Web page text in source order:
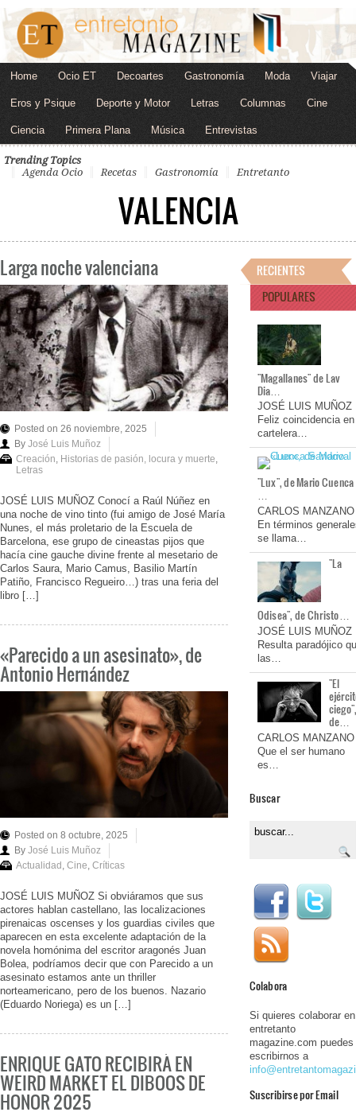
Home Ocio ET Decoartes Gastronomía Moda Viajar
Eros y Psique Deporte y Motor Letras Columnas Cine
Ciencia Primera Plana Música Entrevistas
Trending Topics
Agenda Ocio
Recetas Gastronomía Entretanto
VALENCIA
Larga noche valenciana
Posted on 26 noviembre, 2025
By José Luis Muñoz
Creación, Historias de pasión, locura y muerte,
Letras
JOSÉ LUIS MUÑOZ Conocí a Raúl Núñez en
una noche de vino tinto (fui amigo de José María
Nunes, el más proletario de la Escuela de
Barcelona, ese grupo de cineastas pijos que
hacía cine gauche divine frente al mesetario de
Carlos Saura, Mario Camus, Basilio Martín
Patiño, Francisco Regueiro…) tras una feria del
libro […]
«Parecido a un asesinato», de
Antonio Hernández
Posted on 8 octubre, 2025
By José Luis Muñoz
Actualidad , Cine, Críticas
JOSÉ LUIS MUÑOZ Si obviáramos que sus
actores hablan castellano, las localizaciones
pirenaicas oscenses y los guardias civiles que
aparecen en esta excelente adaptación de la
novela homónima del escritor aragonés Juan
Bolea, podríamos decir que con Parecido a un
asesinato estamos ante un thriller
norteamericano, pero de los buenos. Nazario
(Eduardo Noriega) es un […]
ENRIQUE GATO RECIBIRÁ EN
WEIRD MARKET EL DIBOOS DE
HONOR 2025
RECIENTES
POPULARES
"Magallanes" de Lav
Dia…
JOSÉ LUIS MUÑOZ
Feliz coincidencia en
cartelera…
"Lux", de Mario Cuenca
…
CARLOS MANZANO
En términos
se llama…
"La
Odisea", de Christo…
JOSÉ LUIS MUÑOZ
Resulta paradójico
las…
"El
de…
CARLOS MANZANO
Que el ser humano
es…
Buscar
Colabora
Si quieres colaborar en
entretanto
magazine.com puedes
escribirnos a
Suscribirse por Email